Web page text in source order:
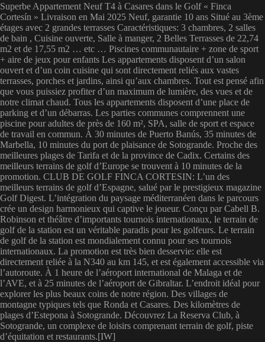
Superbe Appartement Neuf T4 à Casares dans le Golf « Finca
Cortesín » Livraison en Mai 2025 Neuf, garantie 10 ans Situé au 3ème
étages avec 2 grandes terrasses Caractéristiques: 3 chambres, 2 salles
de bain , Cuisine ouverte, Salle à manger, 2 Belles Terrasses de 22,74
m2 et de 17,55 m2 … etc … Piscines communautaire + zone de sport
+ aire de jeux pour enfants Les appartements disposent d’un salon
ouvert et d’un coin cuisine qui sont directement reliés aux vastes
terrasses, porches et jardins, ainsi qu’aux chambres. Tout est pensé afin
que vous puissiez profiter d’un maximum de lumière, des vues et de
notre climat chaud. Tous les appartements disposent d’une place de
parking et d’un débarras. Les parties communes comprennent une
piscine pour adultes de près de 160 m², SPA, salle de sport et espace
de travail en commun. À 30 minutes de Puerto Banús, 35 minutes de
Marbella, 10 minutes du port de plaisance de Sotogrande. Proche des
meilleures plages de Tarifa et de la province de Cadix. Certains des
meilleurs terrains de golf d’Europe se trouvent à 10 minutes de la
promotion. CLUB DE GOLF FINCA CORTESIN: L’un des
meilleurs terrains de golf d’Espagne, salué par le prestigieux magazine
Golf Digest. L’intégration du paysage méditerranéen dans le parcours
crée un design harmonieux qui captive le joueur. Conçu par Cabell B.
Robinson et théâtre d’importants tournois internationaux, le terrain de
golf de la station est un véritable paradis pour les golfeurs. Le terrain
de golf de la station est mondialement connu pour ses tournois
internationaux. La promotion est très bien desservie: elle est
directement reliée à la N340 au km 145, et est également accessible via
l’autoroute. À 1 heure de l’aéroport international de Malaga et de
l’AVE, et à 25 minutes de l’aéroport de Gibraltar. L’endroit idéal pour
explorer les plus beaux coins de notre région. Des villages de
montagne typiques tels que Ronda et Casares. Des kilomètres de
plages d’Estepona à Sotogrande. Découvrez La Reserva Club, à
Sotogrande, un complexe de loisirs comprenant terrain de golf, piste
d’équitation et restaurants.[IW]